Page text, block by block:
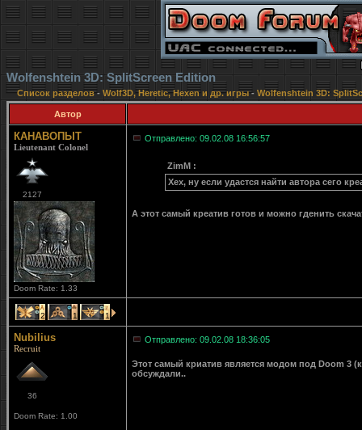
Wolfenshtein 3D: SplitScreen Edition
Список разделов- Wolf3D, Heretic, Hexen и др. игры- Wolfenshtein 3D:
Автор
КАНАВОПЫТ
Lieutenant Colonel
2127
Doom Rate: 1.33
Отправлено: 09.02.08 16:56:57
ZimM :
Хех, ну если удастся найти автора сего
А этот самый креатив готов и можно гденить
2 1 1
Nubilius
Recruit
36
Doom Rate: 1.00
Отправлено: 09.02.08 18:36:05
Этот самый криатив является модом под Doom 3
обсуждали..